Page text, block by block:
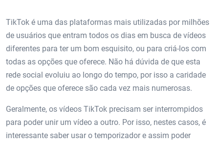
TikTok é uma das plataformas mais utilizadas por milhões
de usuários que entram todos os dias em busca de vídeos
diferentes para ter um bom esquisito, ou para criá-los com
todas as opções que oferece. Não há dúvida de que esta
rede social evoluiu ao longo do tempo, por isso a caridade
de opções que oferece são cada vez mais numerosas.
Geralmente, os vídeos TikTok precisam ser interrompidos
para poder unir um vídeo a outro. Por isso, nestes casos, é
interessante saber usar o temporizador e assim poder